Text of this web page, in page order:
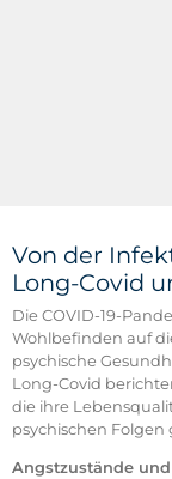
Von der
Long-Covid
Die COVID-19-
Wohlbefinden auf
psychische
Long-Covid
die ihre
psychischen Folgen
Angstzustände